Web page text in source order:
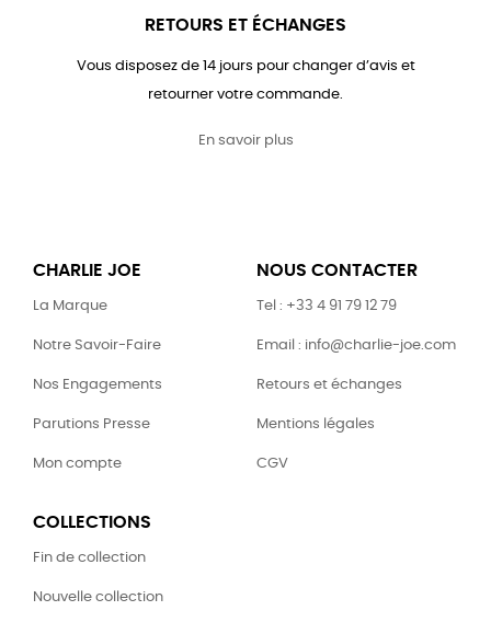
RETOURS ET ÉCHANGES
Vous disposez de 14 jours pour changer d’avis et
retourner votre commande.
En savoir plus
CHARLIE JOE
La Marque
Notre Savoir-Faire
Nos Engagements
Parutions Presse
Mon compte
NOUS CONTACTER
Tel : +33 4 91 79 12 79
Email : info@charlie-joe.com
Retours et échanges
Mentions légales
CGV
COLLECTIONS
Fin de collection
Nouvelle collection